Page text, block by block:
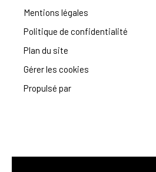
Mentions légales
Politique de confidentialité
Plan du site
Gérer les cookies
Propulsé par